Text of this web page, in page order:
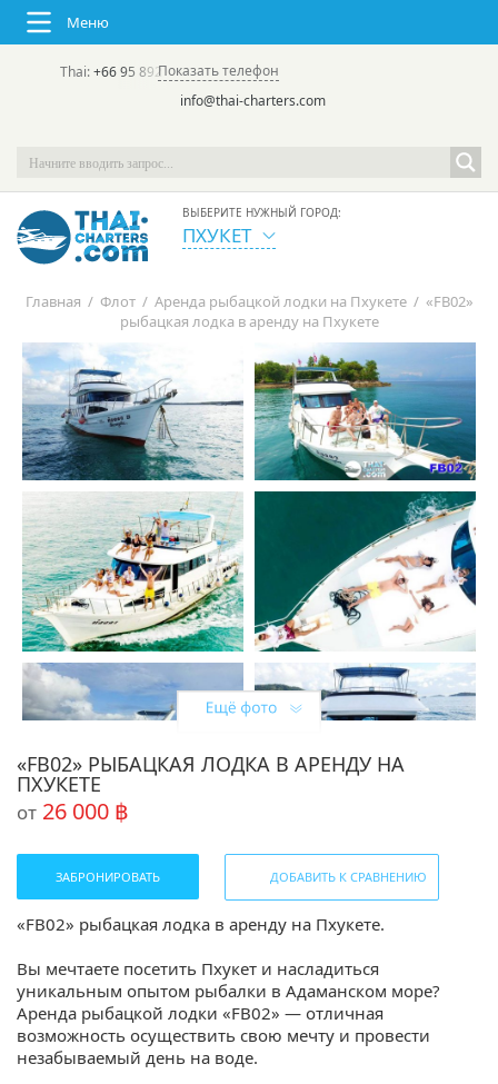
Меню
Thai:+66 95 892 7646(rus/eng) | в России:
Показать телефон
info@thai-charters.com
ВЫБЕРИТЕ НУЖНЫЙ ГОРОД:
ПХУКЕТ
Главная / Флот / Аренда рыбацкой лодки на Пхукете / «FB02»
рыбацкая лодка в аренду на Пхукете
«FB02» РЫБАЦКАЯ ЛОДКА В АРЕНДУ НА
ПХУКЕТЕ
от 26 000 ฿
ЗАБРОНИРОВАТЬ ДОБАВИТЬ К СРАВНЕНИЮ
«FB02» рыбацкая лодка в аренду на Пхукете.
Вы мечтаете посетить Пхукет и насладиться
уникальным опытом рыбалки в Адаманском море?
Аренда рыбацкой лодки «FB02» — отличная
возможность осуществить свою мечту и провести
незабываемый день на воде.